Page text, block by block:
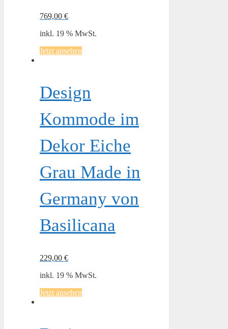
769,00 €
inkl. 19 % MwSt.
Jetzt ansehen
Design
Kommode im
Dekor Eiche
Grau Made in
Germany von
Basilicana
229,00 €
inkl. 19 % MwSt.
Jetzt ansehen